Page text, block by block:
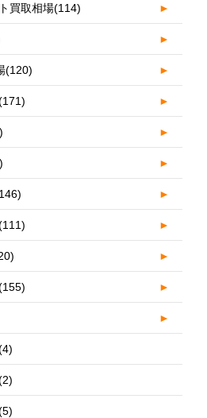
買取相場(114) ►
►
(120) ►
►
►
►
►
►
►
►
►